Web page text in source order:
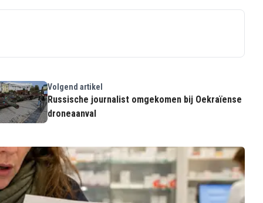
Volgend artikel
Russische journalist omgekomen bij Oekraïense
droneaanval